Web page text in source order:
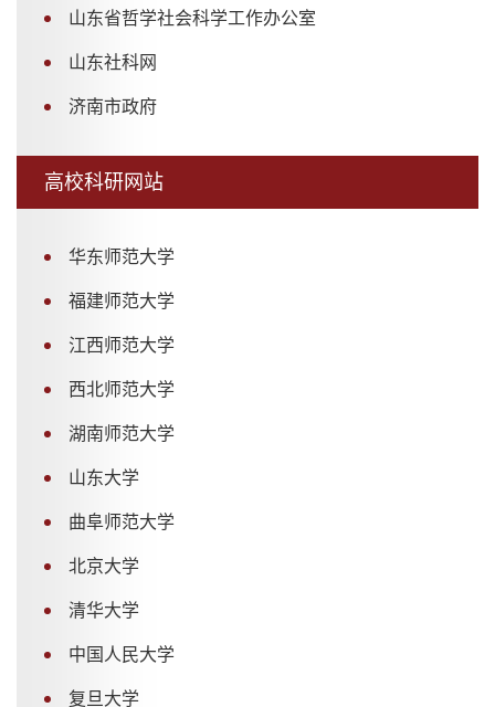
山东省哲学社会科学工作办公室
山东社科网
济南市政府
高校科研网站
华东师范大学
福建师范大学
江西师范大学
西北师范大学
湖南师范大学
山东大学
曲阜师范大学
北京大学
清华大学
中国人民大学
复旦大学